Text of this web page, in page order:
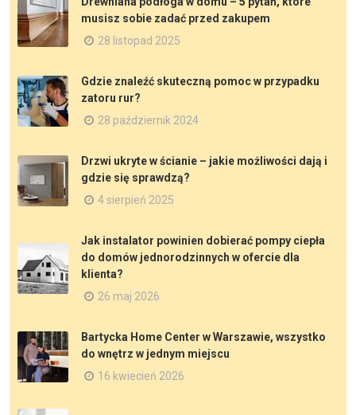
musisz sobie zadać przed zakupem
28 listopad 2025
Gdzie znaleźć skuteczną pomoc w przypadku
zatoru rur?
28 październik 2024
Drzwi ukryte w ścianie – jakie możliwości dają i
gdzie się sprawdzą?
4 sierpień 2025
Jak instalator powinien dobierać pompy ciepła
do domów jednorodzinnych w ofercie dla
klienta?
26 maj 2026
Bartycka Home Center w Warszawie, wszystko
do wnętrz w jednym miejscu
16 kwiecień 2026